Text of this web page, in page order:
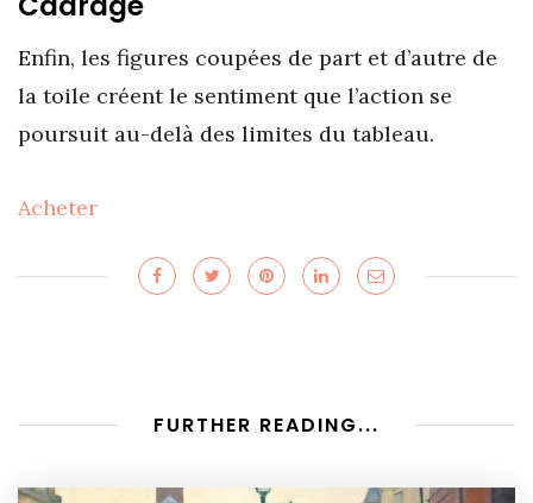
Enfin, les figures coupées de part et d’autre de
la toile créent le sentiment que l’action se
poursuit au-delà des limites du tableau.
Acheter
FURTHER READING...